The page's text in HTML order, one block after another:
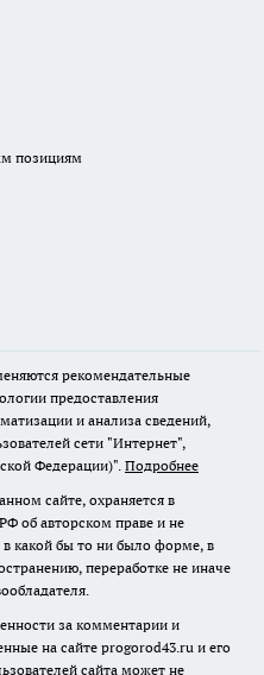
позициям
рекомендательные
предоставления
и анализа сведений,
сети "Интернет",
Федерации)". Подробнее
сайте, охраняется в
об авторском праве и не
какой бы то ни было форме, в
переработке не иначе
за комментарии и
на сайте progorod43.ru и его
сайта может не